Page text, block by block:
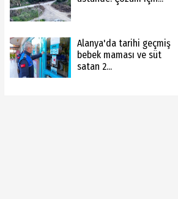
Alanya'da tarihi geçmiş
bebek maması ve süt
satan 2...